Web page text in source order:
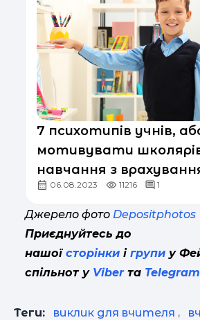
7 психотипів учнів,
мотивувати
навчання з
психологічних
06.08.2023 11216 1
Джерело фото Depositphotos
Приєднуйтесь до
нашої сторінки і групи у
спільнот у Viberта Telegram
Теги: виклик для вчителя ,